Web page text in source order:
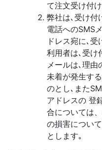
て注文受け付
弊社は､受け付
電話へのSMS
ドレス宛に､
利用者は､受け
メールは､理由
未着が発生す
のとし､また
アドレスの 登
合については
の損害につい
とします｡